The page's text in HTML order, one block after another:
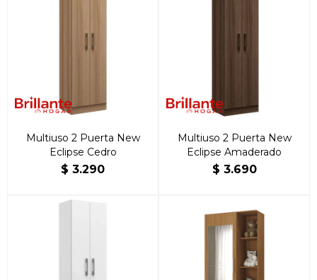
Multiuso 2 Puerta New
Eclipse Cedro
$ 3.290
Multiuso 2 Puerta New
Eclipse Amaderado
$ 3.690